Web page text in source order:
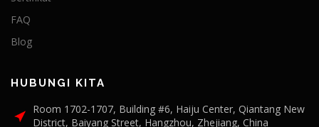
FAQ
Blog
HUBUNGI KITA
Room 1702-1707, Building #6, Haiju Center, Qiantang New
District, Baiyang Street, Hangzhou, Zhejiang, China